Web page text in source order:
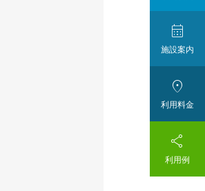

施設案内

利用料金

利用例